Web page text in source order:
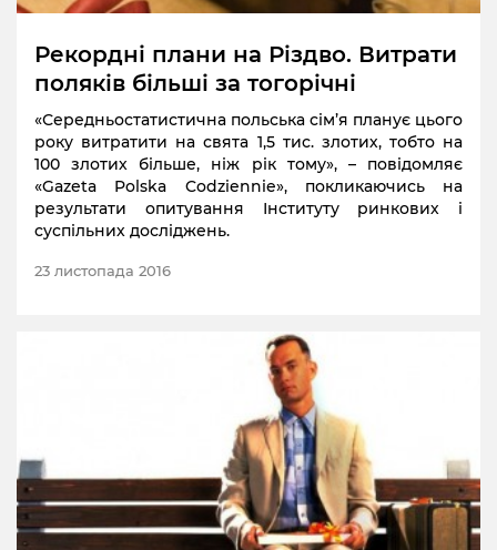
Рекордні плани на Різдво. Витрати
поляків більші за тогорічні
«Середньостатистична польська сім’я планує цього
року витратити на свята 1,5 тис. злотих, тобто на
100 злотих більше, ніж рік тому», – повідомляє
«Gazeta Polska Codziennie», покликаючись на
результати опитування Інституту ринкових і
суспільних досліджень.
23 листопада 2016